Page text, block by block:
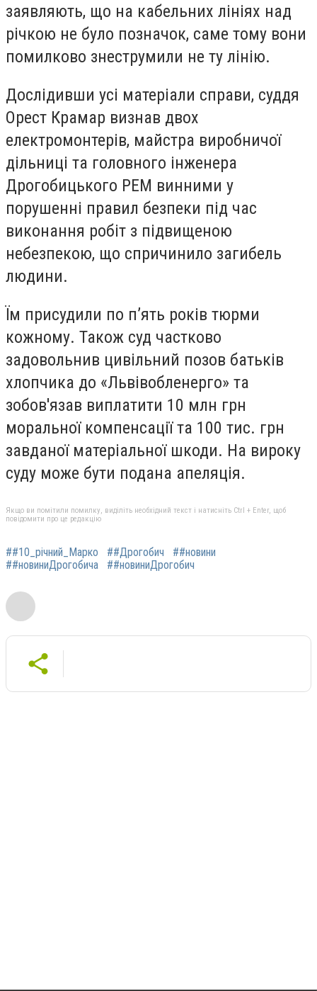
заявляють, що на кабельних лініях над
річкою не було позначок, саме тому вони
помилково знеструмили не ту лінію.
Дослідивши усі матеріали справи, суддя
Орест Крамар​ визнав двох
електромонтерів, майстра виробничої
дільниці та головного інженера
Дрогобицького РЕМ винними у
порушенні правил безпеки під час
виконання робіт з підвищеною
небезпекою, що спричинило загибель
людини.
Їм присудили по п’ять років тюрми
кожному. Також суд частково
задовольнив цивільний позов батьків
хлопчика до «Львівобленерго» та
зобов'язав виплатити 10 млн грн
моральної компенсації та 100 тис. грн
завданої матеріальної шкоди. На вироку
суду може бути подана апеляція.
Якщо ви помітили помилку, виділіть необхідний текст і натисніть Ctrl + Enter, щоб
повідомити про це редакцію
##10_річний_Марко ##Дрогобич
##новини
##новиниДрогобича
##новиниДрогобич